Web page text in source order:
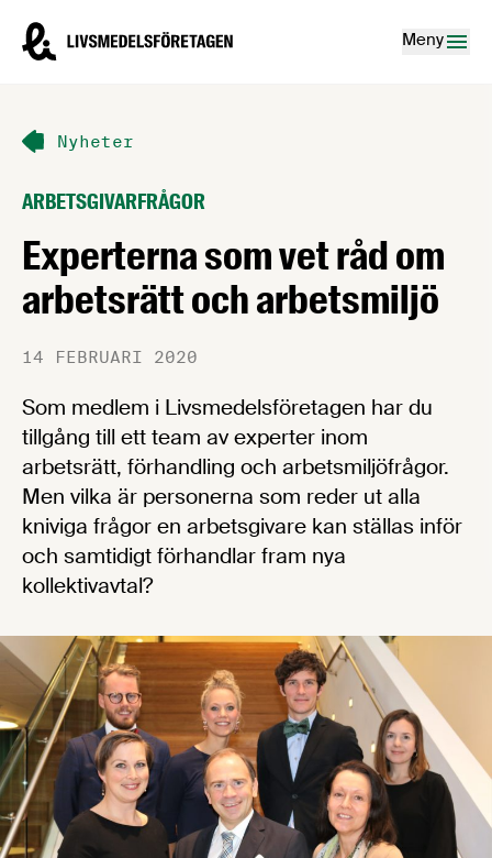
Livsmedelsföretagen – till startsidan
Meny
Nyheter
ARBETSGIVARFRÅGOR
Experterna som vet råd om
arbetsrätt och arbetsmiljö
14 FEBRUARI 2020
Som medlem i Livsmedelsföretagen har du
tillgång till ett team av experter inom
arbetsrätt, förhandling och arbetsmiljöfrågor.
Men vilka är personerna som reder ut alla
kniviga frågor en arbetsgivare kan ställas inför
och samtidigt förhandlar fram nya
kollektivavtal?